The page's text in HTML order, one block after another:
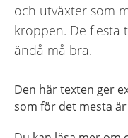
och utväxter som
kroppen. De flesta
ändå må bra.
Den här texten ger
som för det mesta